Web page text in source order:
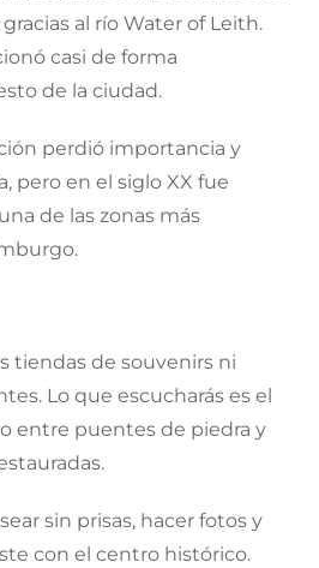
al río Water of Leith.
casi de forma
de la ciudad.
perdió importancia y
pero en el siglo XX fue
de las zonas más
tiendas de souvenirs ni
Lo que escucharás es el
entre puentes de piedra y
sin prisas, hacer fotos y
con el centro histórico.